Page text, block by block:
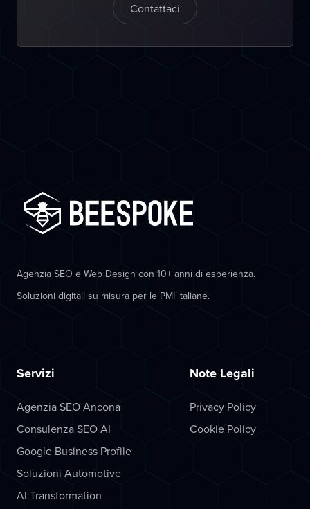
Contattaci
Agenzia SEO e Web Design con 10+ anni di esperienza.
Soluzioni digitali su misura per le PMI italiane.
Servizi
Agenzia SEO Ancona
Consulenza SEO AI
Google Business Profile
Soluzioni Automotive
AI Transformation
Note Legali
Privacy Policy
Cookie Policy